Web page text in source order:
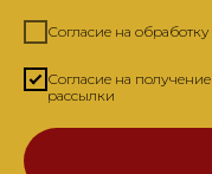
Согласие на
Согласие на
рассылки